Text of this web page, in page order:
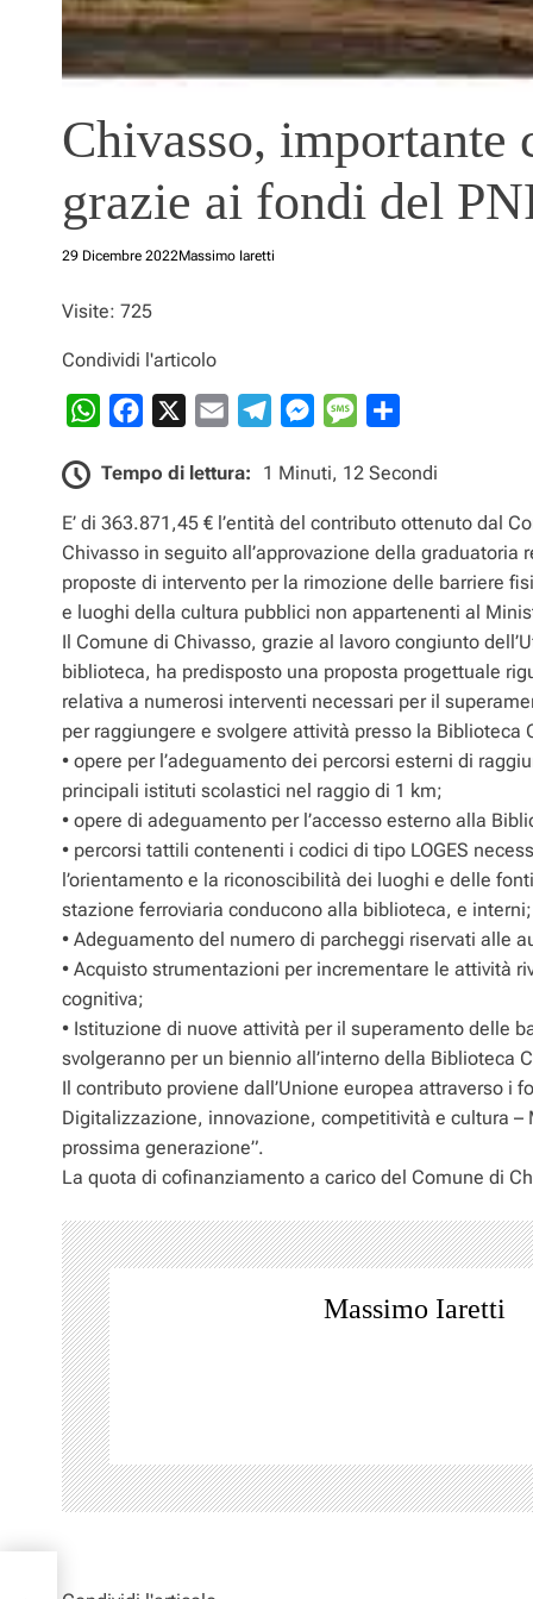
Chivasso,
grazie ai fondi del
29 Dicembre 2022Massimo Iaretti
Visite: 725
Condividi l'articolo
W
a
t
s
A
p
p
c
e
b
o
o
k
a
g
r
a
m
M
s
e
n
g
e
r
s
s
a
g
e
n
i
v
i
d
Tempo di lettura: 1 Minuti, 12 Secondi
E’ di 363.871,45 € l’entità del contributo ottenuto dal
Chivasso in seguito all’approvazione della graduatoria
proposte di intervento per la rimozione delle barriere
e luoghi della cultura pubblici non appartenenti al
Il Comune di Chivasso, grazie al lavoro congiunto
biblioteca, ha predisposto una proposta progettuale
relativa a numerosi interventi necessari per il
per raggiungere e svolgere attività presso la Biblioteca
• opere per l’adeguamento dei percorsi esterni di
principali istituti scolastici nel raggio di 1 km;
• opere di adeguamento per l’accesso esterno alla
• percorsi tattili contenenti i codici di tipo LOGES
l’orientamento e la riconoscibilità dei luoghi e delle
stazione ferroviaria conducono alla biblioteca, e interni;
• Adeguamento del numero di parcheggi riservati alle
• Acquisto strumentazioni per incrementare le attività
cognitiva;
• Istituzione di nuove attività per il superamento delle
svolgeranno per un biennio all’interno della Biblioteca
Il contributo proviene dall’Unione europea attraverso i
Digitalizzazione, innovazione, competitività e cultura –
prossima generazione”.
La quota di cofinanziamento a carico del Comune di
Massimo Iaretti